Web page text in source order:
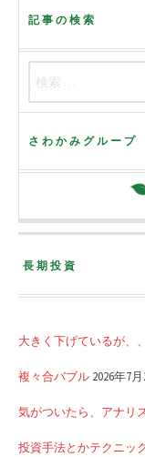
記事の検索
さわかみグループ
長期投資
大きく下げているが、、
複々合バブル 2026年7月
気がついたら、アナリ
投資手法とかテクニッ